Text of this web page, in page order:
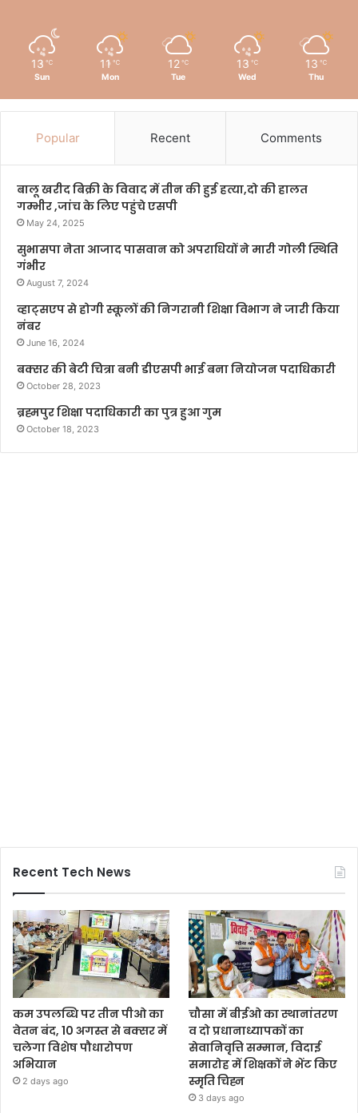
13 ℃
Sun
11 ℃
Mon
12 ℃
Tue
13 ℃
Wed
13 ℃
Thu
Popular Recent Comments
बालू खरीद बिक्री के विवाद में तीन की हुई हत्या,दो की हालत
गम्भीर ,जांच के लिए पहुंचे एसपी
May 24, 2025
सुभासपा नेता आजाद पासवान को अपराधियों ने मारी गोली स्थिति
गंभीर
August 7, 2024
व्हाट्सएप से होगी स्कूलों की निगरानी शिक्षा विभाग ने जारी किया
नंबर
June 16, 2024
बक्सर की बेटी चित्रा बनी डीएसपी भाई बना नियोजन पदाधिकारी
October 28, 2023
ब्रह्मपुर शिक्षा पदाधिकारी का पुत्र हुआ गुम
October 18, 2023
Recent Tech News
कम उपलब्धि पर तीन पीओ का
वेतन बंद, 10 अगस्त से बक्सर में
चलेगा विशेष पौधारोपण
अभियान
2 days ago
चौसा में बीईओ का स्थानांतरण
व दो प्रधानाध्यापकों का
सेवानिवृत्ति सम्मान, विदाई
समारोह में शिक्षकों ने भेंट किए
स्मृति चिह्न
3 days ago